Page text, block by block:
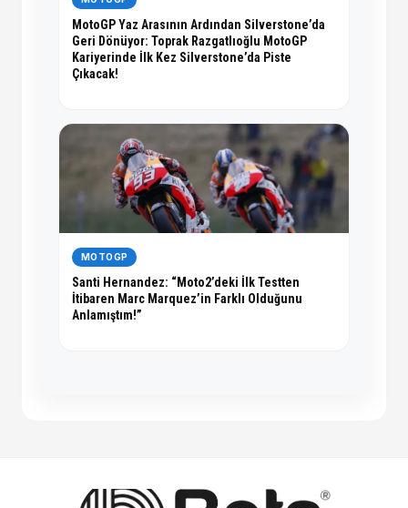
MotoGP Yaz Arasının Ardından Silverstone’da
Geri Dönüyor: Toprak Razgatlıoğlu MotoGP
Kariyerinde İlk Kez Silverstone’da Piste
Çıkacak!
MOTOGP
Santi Hernandez: “Moto2’deki İlk Testten
İtibaren Marc Marquez’in Farklı Olduğunu
Anlamıştım!”